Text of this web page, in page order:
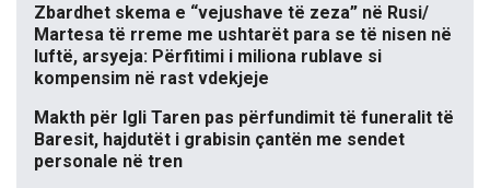
Zbardhet skema e “vejushave të zeza” në Rusi/
Martesa të rreme me ushtarët para se të nisen në
luftë, arsyeja: Përfitimi i miliona rublave si
kompensim në rast vdekjeje
Makth për Igli Taren pas përfundimit të funeralit të
Baresit, hajdutët i grabisin çantën me sendet
personale në tren